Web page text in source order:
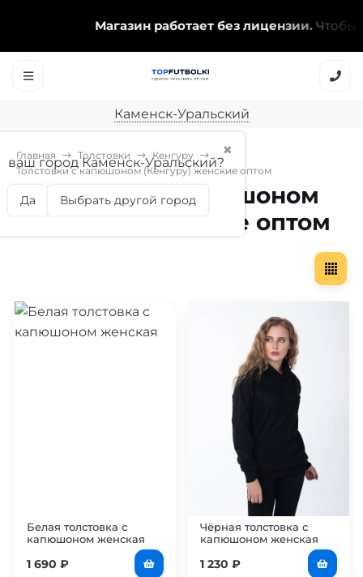
Магазин работает без лицензии.Чтобы
Каменск-Уральский
✖
ваш город Каменск-Уральский?
Да Выбрать другой город
Главная Толстовки
Кенгуру
Толстовки с капюшоном (Кенгуру) женские оптом
Толстовки с капюшоном
(Кенгуру) женские оптом
Белая толстовка с
капюшоном женская
1 690 ₽
Чёрная толстовка с
капюшоном женская
1 230 ₽